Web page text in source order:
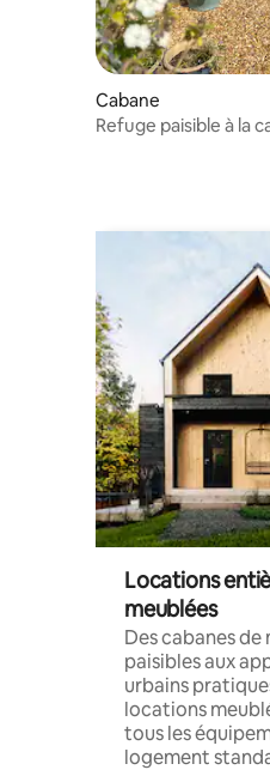
Cabane
Refuge paisible à la
Locations
meublées
Des cabanes
paisibles aux
urbains
locations
tous les
logement